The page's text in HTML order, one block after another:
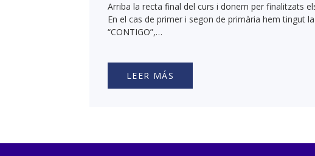
Arriba la recta final del curs i donem per finalitzats
En el cas de primer i segon de primària hem tingut
“CONTIGO”,…
LEER MÁS